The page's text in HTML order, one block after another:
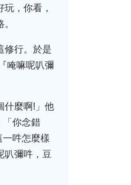
，你看，
修行。於是
唵嘛呢叭彌
什麼啊!」他
「你念錯
吽怎麼樣
叭彌吽，豆